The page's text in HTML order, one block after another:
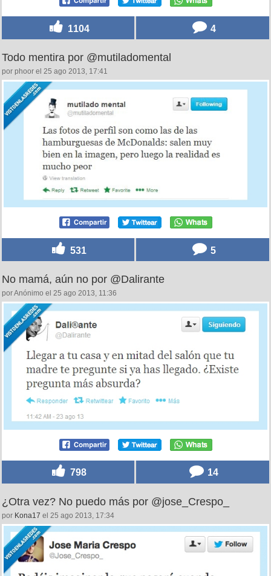
1104 4
Todo mentira por @mutiladomental
por phoor el 25 ago 2013, 17:41
531 5
No mamá, aún no por @Dalirante
por Anónimo el 25 ago 2013, 11:36
798 14
¿Otra vez? No puedo más por @jose_Crespo_
por Kona17 el 25 ago 2013, 17:34